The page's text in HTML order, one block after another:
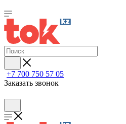
+7 700 750 57 05
Заказать звонок